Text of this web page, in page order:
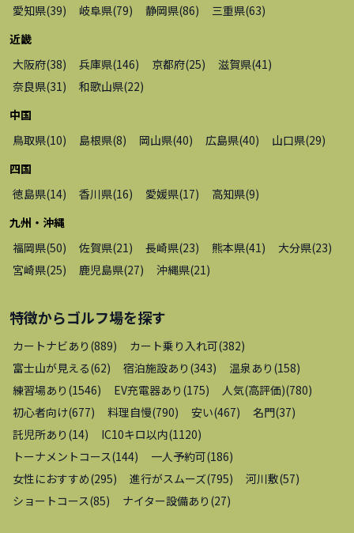
愛知県(39) 岐阜県(79) 静岡県(86) 三重県(63)
近畿
大阪府(38) 兵庫県(146) 京都府(25) 滋賀県(41 )
奈良県(31 ) 和歌山県(22)
中国
鳥取県(10) 島根県(8) 岡山県(40) 広島県(40) 山口県(29)
四国
徳島県(14) 香川県(16) 愛媛県(17) 高知県(9)
九州・沖縄
福岡県(50) 佐賀県(21 ) 長崎県(23) 熊本県(41 ) 大分県(23)
宮崎県(25) 鹿児島県(27) 沖縄県(21 )
特徴からゴルフ場を探す
カートナビあり (889) カート乗り入れ可(382)
富士山が見える(62) 宿泊施設あり (343) 温泉あり (158)
練習場あり (1546) EV充電器あり (175) 人気(高評価)(780)
初心者向け(677) 料理自慢(790) 安い(467) 名門(37)
託児所あり (14) IC10キロ以内(1120)
トーナメントコース(144) 一人予約可(186)
女性におすすめ(295) 進行がスムーズ(795) 河川敷(57)
ショートコース(85) ナイター設備あり (27)